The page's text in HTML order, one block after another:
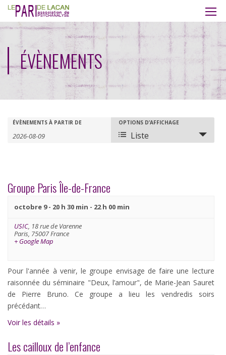
ÉVÈNEMENTS
Recherche
de
Évènements
Rechercher
ÉVÈNEMENTS À PARTIR DE
Navigation
de
OPTIONS D’AFFICHAGE
Liste
Groupe Paris Île-de-France
octobre 9 - 20 h 30 min - 22 h 00 min
USIC, 18 rue de Varenne
Paris, 75007France
+ Google Map
Pour l'année à venir, le groupe envisage de faire une lecture
raisonnée du séminaire "Deux, l’amour", de Marie-Jean Sauret
de Pierre Bruno. Ce groupe a lieu les vendredis soirs
précédant…
Voir les détails »
Les cailloux de l’enfance